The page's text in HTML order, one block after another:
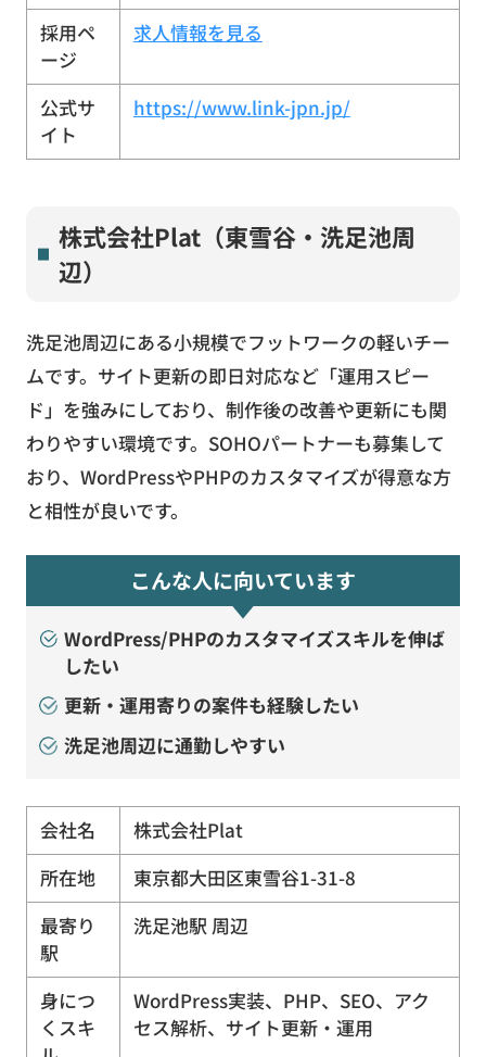
採用ペ
ージ
求人情報を見る
公式サ
イト
https://www.link-jpn.jp/
株式会社Plat（東雪谷・洗足池周
辺）
洗足池周辺にある小規模でフットワークの軽いチー
ムです。サイト更新の即日対応など「運用スピー
ド」を強みにしており、制作後の改善や更新にも関
わりやすい環境です。SOHOパートナーも募集して
おり、WordPressやPHPのカスタマイズが得意な方
と相性が良いです。
こんな人に向いています
WordPress/PHPのカスタマイズスキルを伸ば
したい
更新・運用寄りの案件も経験したい
洗足池周辺に通勤しやすい
会社名
株式会社Plat
所在地
東京都大田区東雪谷1-31-8
最寄り
駅
洗足池駅 周辺
身につ
くスキ
WordPress実装、PHP、SEO、アク
セス解析、サイト更新・運用